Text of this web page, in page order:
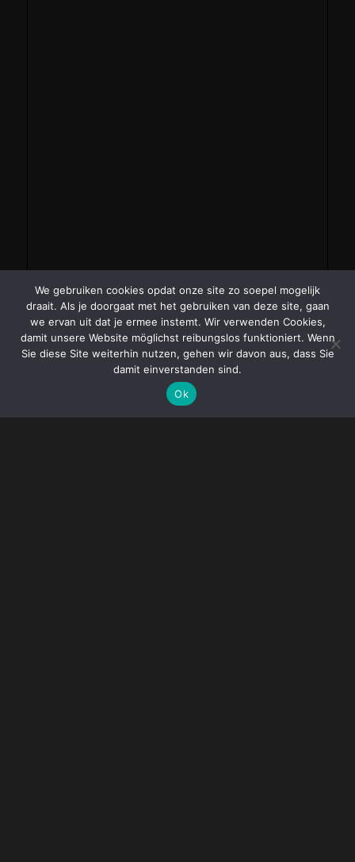
We gebruiken cookies opdat onze site zo soepel mogelijk
draait. Als je doorgaat met het gebruiken van deze site, gaan
we ervan uit dat je ermee instemt. Wir verwenden Cookies,
damit unsere Website möglichst reibungslos funktioniert. Wenn
Sie diese Site weiterhin nutzen, gehen wir davon aus, dass Sie
damit einverstanden sind.
Ok